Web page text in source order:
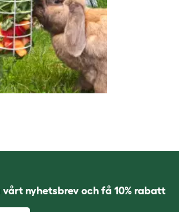
vårt nyhetsbrev och få 10% rabatt